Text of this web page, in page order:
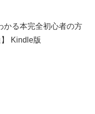
かる本完全初心者の方
Kindle版